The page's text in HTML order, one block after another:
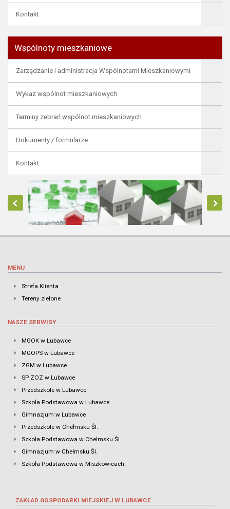
Kontakt
Wspólnoty mieszkaniowe
Zarządzanie i administracja Wspólnotami Mieszkaniowymi
Wykaz wspólnot mieszkaniowych
Terminy zebrań wspólnot mieszkaniowych
Dokumenty / formularze
Kontakt
MENU
Strefa Klienta
Tereny zielone
NASZE SERWISY
MGOK w Lubawce
MGOPS w Lubawce
ZGM w Lubawce
SP ZOZ w Lubawce
Przedszkole w Lubawce
Szkoła Podstawowa w Lubawce
Gimnazjum w Lubawce
Przedszkole w Chełmsku Śl.
Szkoła Podstawowa w Chełmsku Śl.
Gimnazjum w Chełmsku Śl.
Szkoła Podstawowa w Miszkowicach.
ZAKŁAD GOSPODARKI MIEJSKIEJ W LUBAWCE